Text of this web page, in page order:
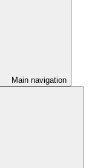
Main navigation